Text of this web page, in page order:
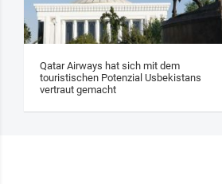
Qatar Airways hat sich mit dem
touristischen Potenzial Usbekistans
vertraut gemacht